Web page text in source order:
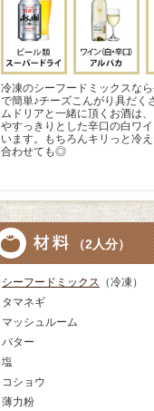
冷凍のシーフードミックスな
で簡単♪チーズこんがり具だく
ムドリアと一緒に頂くお酒は
やすっきりとした辛口の白ワ
います。もちろんキリっと冷
合わせても◎
（2人分）
シーフードミックス （冷凍）
タマネギ
マッシュルーム
バター
塩
コショウ
薄力粉